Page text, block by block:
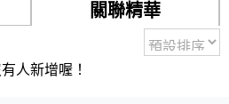
關聯精華
人新增喔！